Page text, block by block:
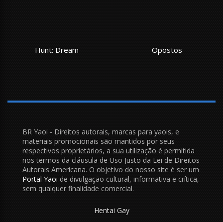
Opostos
BR Yaoi - Direitos autorais, marcas para yaois, e
materiais promocionais são mantidos por seus
respectivos proprietários, a sua utilização é permitida
nos termos da cláusula de Uso Justo da Lei de Direitos
Autorais Americana. O objetivo do nosso site é ser um
Portal Yaoi de divulgação cultural, informativa e crítica,
sem qualquer finalidade comercial.
Hentai Gay